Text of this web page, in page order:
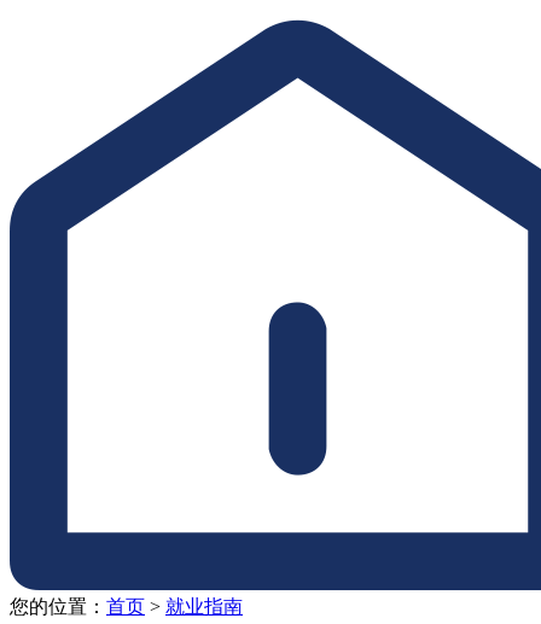
您的位置： 首页 > 就业指南